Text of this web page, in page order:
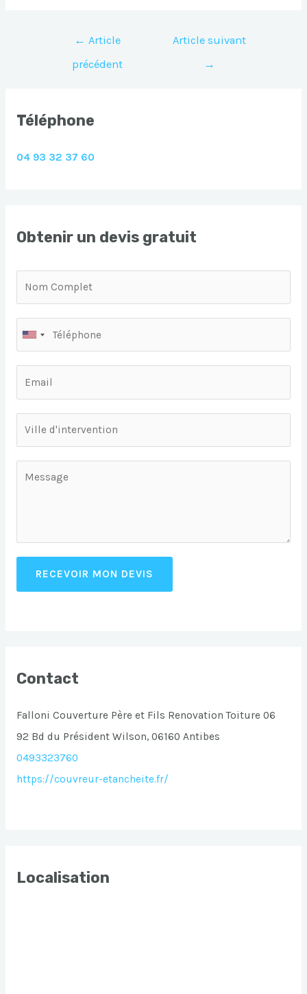
l’article
← Article
précédent
Article suivant
→
Téléphone
04 93 32 37 60
Obtenir un devis gratuit
RECEVOIR MON DEVIS
Contact
Falloni Couverture Père et Fils Renovation Toiture 06
92 Bd du Président Wilson, 06160 Antibes
0493323760
https://couvreur-etancheite.fr/
Localisation